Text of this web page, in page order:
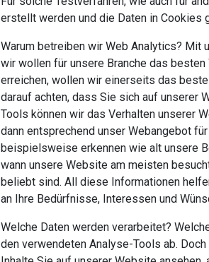
erstellt werden und die Daten in Cookies
Warum betreiben wir Web Analytics? Mit
wir wollen für unsere Branche das
erreichen, wollen wir einerseits das
darauf achten, dass Sie sich auf unserer
Tools können wir das Verhalten unserer
dann entsprechend unser Webangebot
beispielsweise erkennen wie alt unsere
wann unsere Website am meisten
beliebt sind. All diese Informationen
an Ihre Bedürfnisse, Interessen und
Welche Daten werden verarbeitet?
den verwendeten Analyse-Tools ab.